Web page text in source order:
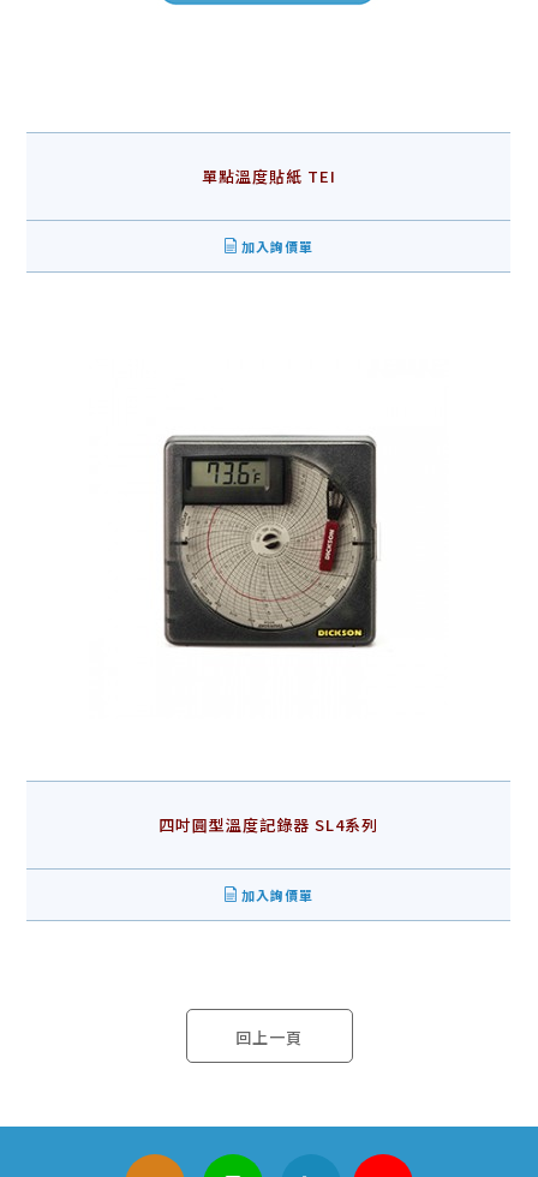
單點溫度貼紙 TEI
加入詢價單
四吋圓型溫度記錄器 SL4系列
加入詢價單
回上一頁